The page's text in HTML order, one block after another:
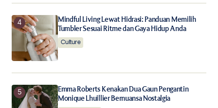
Mindful Living Lewat Hidrasi: Panduan Memilih
Tumbler Sesuai Ritme dan Gaya Hidup Anda
Culture
Emma Roberts Kenakan Dua Gaun Pengantin
Monique Lhuillier Bernuansa Nostalgia